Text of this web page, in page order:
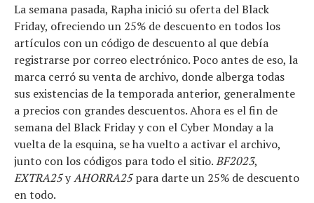
La semana pasada, Rapha inició su oferta del Black
Friday, ofreciendo un 25% de descuento en todos los
artículos con un código de descuento al que debía
registrarse por correo electrónico. Poco antes de eso, la
marca cerró su venta de archivo, donde alberga todas
sus existencias de la temporada anterior, generalmente
a precios con grandes descuentos. Ahora es el fin de
semana del Black Friday y con el Cyber ​​​​Monday a la
vuelta de la esquina, se ha vuelto a activar el archivo,
junto con los códigos para todo el sitio.BF2023,
EXTRA25yAHORRA25para darte un 25% de descuento
en todo.